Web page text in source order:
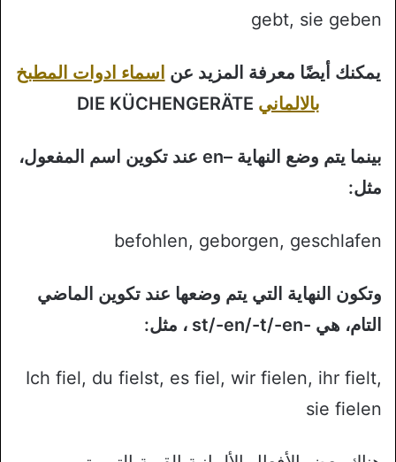
gebt, sie geben
يمكنك أيضًا معرفة المزيد عن اسماء ادوات المطبخ
بالالماني
بينما يتم وضع النهاية –en عند تكوين اسم المفعول،
مثل:
befohlen, geborgen, geschlafen
وتكون النهاية التي يتم وضعها عند تكوين الماضي
التام، هي -st/-en/-t/-en ، مثل:
Ich fiel, du fielst, es fiel, wir fielen, ihr fielt,
sie fielen